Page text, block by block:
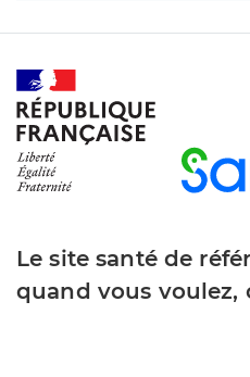
Le site santé de
quand vous voulez,